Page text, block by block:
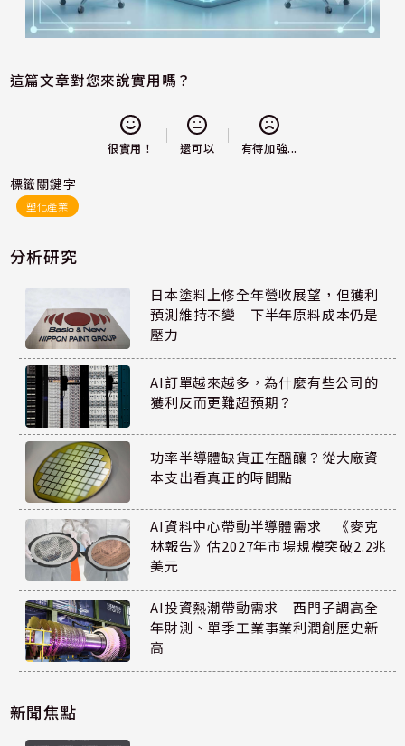
這篇文章對您來說實用嗎？
很實用！ 還可以 有待加強...
標籤關鍵字
塑化產業
分析研究
日本塗料上修全年營收展望，但獲利
預測維持不變 下半年原料成本仍是
壓力
AI訂單越來越多，為什麼有些公司的
獲利反而更難超預期？
功率半導體缺貨正在醞釀？從大廠資
本支出看真正的時間點
AI資料中心帶動半導體需求 《麥克
林報告》估2027年市場規模突破2.2兆
美元
AI投資熱潮帶動需求 西門子調高全
年財測、單季工業事業利潤創歷史新
高
新聞焦點